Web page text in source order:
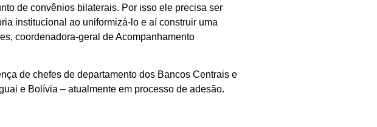
de convênios bilaterais. Por isso ele precisa ser
institucional ao uniformizá-lo e aí construir uma
coordenadora-geral de Acompanhamento
de chefes de departamento dos Bancos Centrais e
e Bolívia – atualmente em processo de adesão.